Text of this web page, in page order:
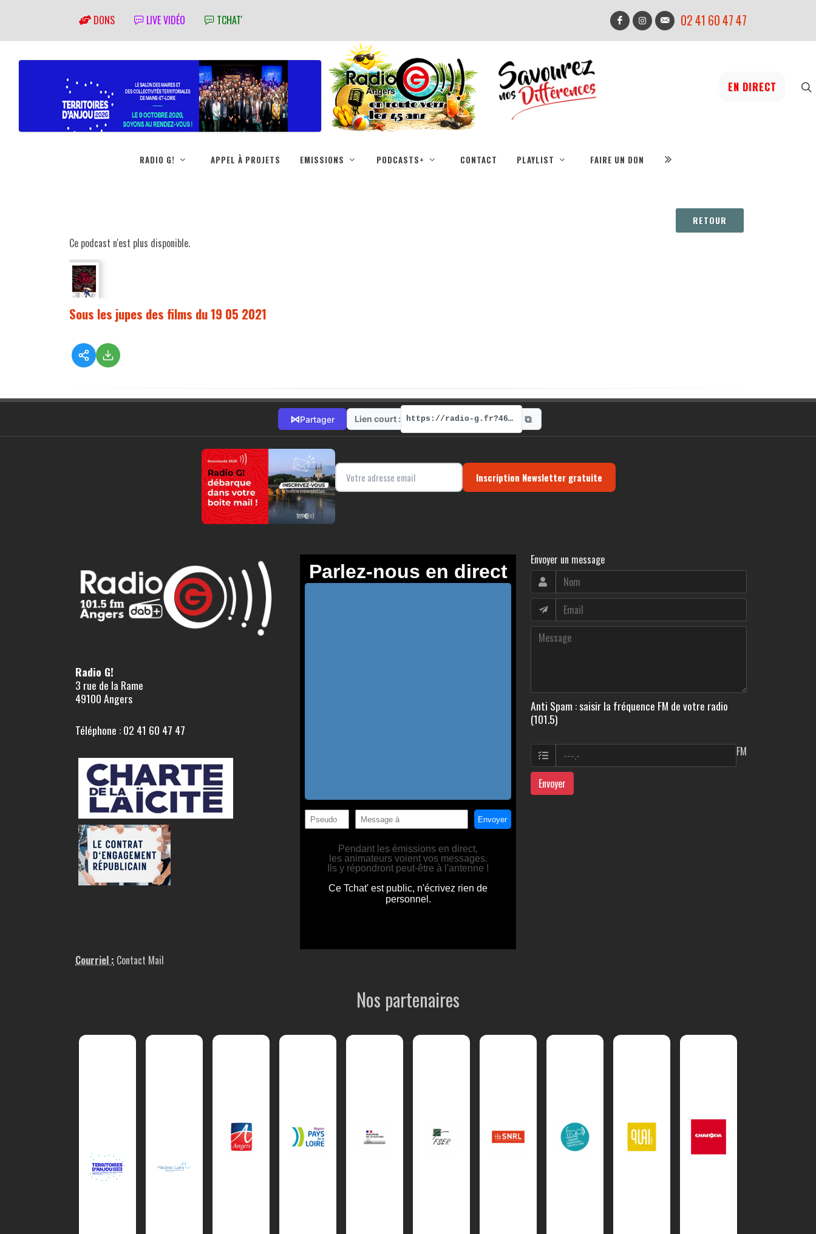
DONS LIVE VIDÉO TCHAT' 02 41 60 47 47
EN DIRECT
RADIO G! APPEL À PROJETS EMISSIONS PODCASTS+ CONTACT PLAYLIST FAIRE UN DON
RETOUR
Ce podcast n'est plus disponible.
Sous les jupes des films du 19 05 2021
⋈Partager Lien court : https://radio-g.fr?4686 ⧉
Inscription Newsletter gratuite
Radio G!
3 rue de la Rame
49100 Angers
Téléphone : 02 41 60 47 47
Courriel : Contact Mail
Envoyer un message
Anti Spam : saisir la fréquence FM de votre radio
(101.5)
FM
Envoyer
Nos partenaires